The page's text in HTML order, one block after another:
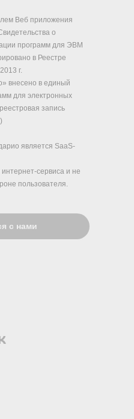
с нами
Веб приложения
о
программ для ЭВМ
в Реестре
г.
внесено в единый
для электронных
запись
является SaaS-
сервиса и не
пользователя.